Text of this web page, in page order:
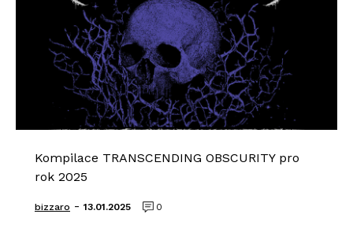
Kompilace TRANSCENDING OBSCURITY pro
rok 2025
bizzaro - 13.01.2025 0